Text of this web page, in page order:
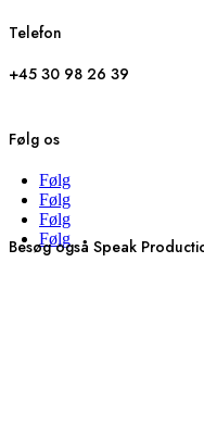
Telefon
+45 30 98 26 39
Følg os
Følg
Følg
Følg
Følg
Besøg også Speak